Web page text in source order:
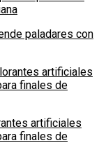
paladares con
artificiales
finales de